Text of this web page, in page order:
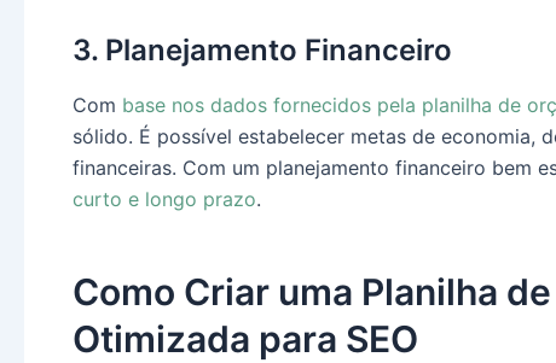
3. Planejamento Financeiro
Com base nos dados fornecidos pela planilha de
sólido. É possível estabelecer metas de economia,
financeiras. Com um planejamento financeiro bem
curto e longo prazo.
Como Criar uma Planilha
Otimizada para SEO